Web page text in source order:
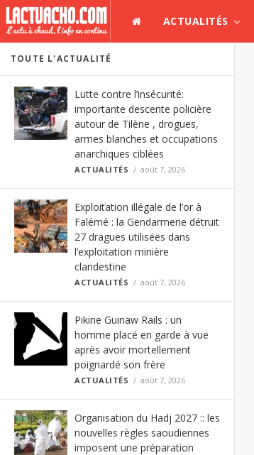
ACTUALITÉS
TOUTE L'ACTUALITÉ
Lutte contre l’insécurité:
importante descente policière
autour de Tilène , drogues,
armes blanches et occupations
anarchiques ciblées
ACTUALITÉS août 7, 2026
Exploitation illégale de l’or à
Falémé : la Gendarmerie détruit
27 dragues utilisées dans
l’exploitation minière
clandestine
ACTUALITÉS août 7, 2026
Pikine Guinaw Rails : un
homme placé en garde à vue
après avoir mortellement
poignardé son frère
ACTUALITÉS août 7, 2026
Organisation du Hadj 2027 :: les
nouvelles règles saoudiennes
imposent une préparation